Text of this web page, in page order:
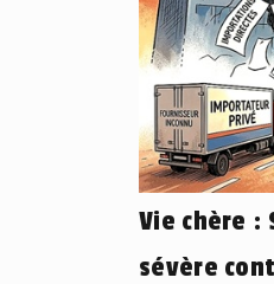
Vie chère :
sévère